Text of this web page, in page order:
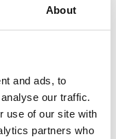
About
and ads, to
our traffic.
use of our site with
partners who
rebaptisée
sous
par une